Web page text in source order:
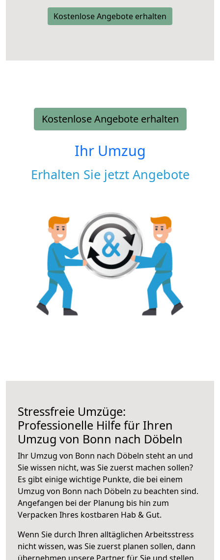
Kostenlose Angebote erhalten
Kostenlose Angebote erhalten
Ihr Umzug
Erhalten Sie jetzt Angebote
Stressfreie Umzüge:
Professionelle Hilfe für Ihren
Umzug von Bonn nach Döbeln
Ihr Umzug von Bonn nach Döbeln steht an und
Sie wissen nicht, was Sie zuerst machen sollen?
Es gibt einige wichtige Punkte, die bei einem
Umzug von Bonn nach Döbeln zu beachten sind.
Angefangen bei der Planung bis hin zum
Verpacken Ihres kostbaren Hab & Gut.
Wenn Sie durch Ihren alltäglichen Arbeitsstress
nicht wissen, was Sie zuerst planen sollen, dann